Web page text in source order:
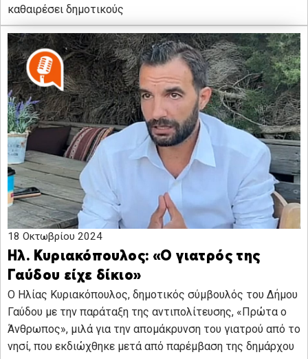
καθαιρέσει δημοτικούς
18 Οκτωβρίου 2024
Ηλ. Κυριακόπουλος: «Ο γιατρός της
Γαύδου είχε δίκιο»
Ο Ηλίας Κυριακόπουλος, δημοτικός σύμβουλός του Δήμου
Γαύδου με την παράταξη της αντιπολίτευσης, «Πρώτα ο
Άνθρωπος», μιλά για την απομάκρυνση του γιατρού από το
νησί, που εκδιώχθηκε μετά από παρέμβαση της δημάρχου